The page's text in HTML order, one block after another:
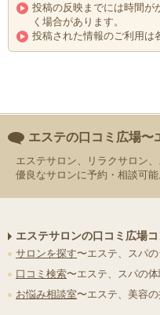
投稿の反映までには時間が
く場合があります。
投稿された情報のご利用は
エステの口コミ広場〜
エステサロン、リラクサロン
優良なサロンに予約・相談可
エステサロンの口コミ広場
サロンを探す〜エステ、スパ
口コミ検索〜エステ、スパの
お悩み相談室〜エステ、美容